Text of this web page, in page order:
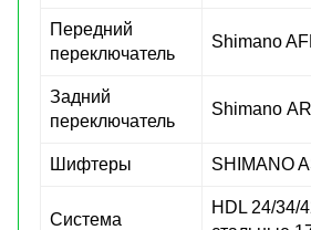
Передний
переключатель
Shimano
Задний
переключатель
Shimano
Шифтеры SHIMANO
Система
HDL 24/34/